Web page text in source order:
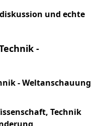
und echte
-
- Weltanschauung
Technik